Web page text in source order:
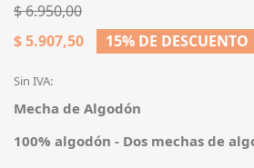
$ 6.950,00
$ 5.907,50
15% DE DESCUENTO
Sin IVA:
Mecha de Algodón
100% algodón - Dos mechas de